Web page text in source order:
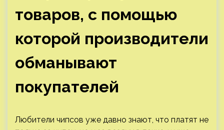
товаров, с помощью
которой производители
обманывают
покупателей
Любители чипсов уже давно знают, что платят не